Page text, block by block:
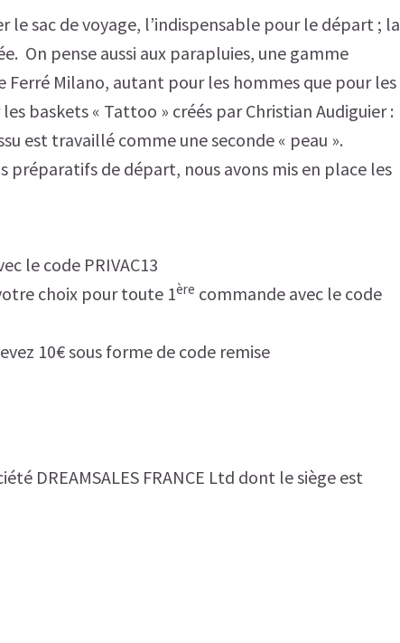
le sac de voyage, l’indispensable pour le départ ; la
On pense aussi aux parapluies, une gamme
Ferré Milano, autant pour les hommes que pour les
baskets « Tattoo » créés par Christian Audiguier :
est travaillé comme une seconde « peau ».
préparatifs de départ, nous avons mis en place les
le code PRIVAC13
choix pour toute 1ère commande avec le code
10€ sous forme de code remise
DREAMSALES FRANCE Ltd dont le siège est